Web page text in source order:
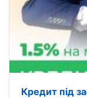
Кредит під